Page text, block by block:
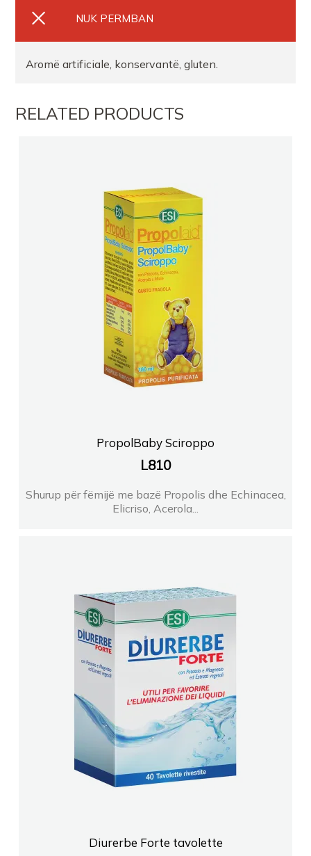
NUK PERMBAN
Aromë artificiale, konservantë, gluten.
RELATED PRODUCTS
PropolBaby Sciroppo
L810
Shurup për fëmijë me bazë Propolis dhe Echinacea,
Elicriso, Acerola...
Diurerbe Forte tavolette